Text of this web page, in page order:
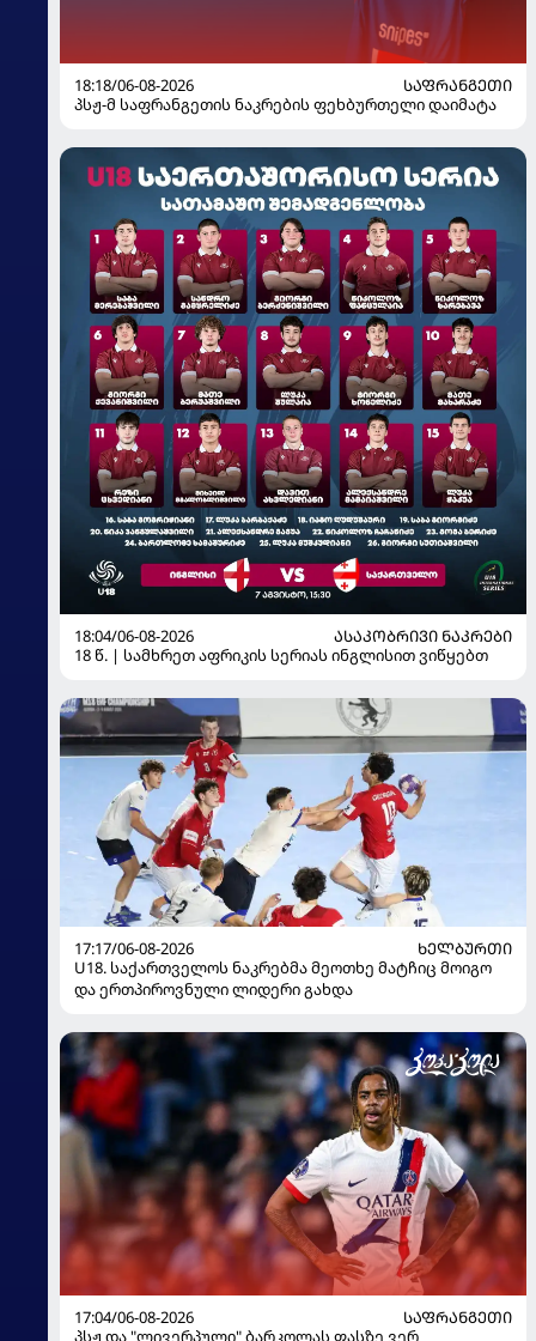
18:18/06-08-2026
ᲡᲐᲤᲠᲐᲜᲒᲔᲗᲘ
პსჟ-მ საფრანგეთის ნაკრების ფეხბურთელი დაიმატა
18:04/06-08-2026
ᲐᲡᲐᲙᲝᲑᲠᲘᲕᲘ ᲜᲐᲙᲠᲔᲑᲘ
18 წ. | სამხრეთ აფრიკის სერიას ინგლისით ვიწყებთ
17:17/06-08-2026
ᲮᲔᲚᲑᲣᲠᲗᲘ
U18. საქართველოს ნაკრებმა მეოთხე მატჩიც მოიგო
და ერთპიროვნული ლიდერი გახდა
17:04/06-08-2026
ᲡᲐᲤᲠᲐᲜᲒᲔᲗᲘ
პსჟ და "ლივერპული" ბარკოლას ფასზე ვერ